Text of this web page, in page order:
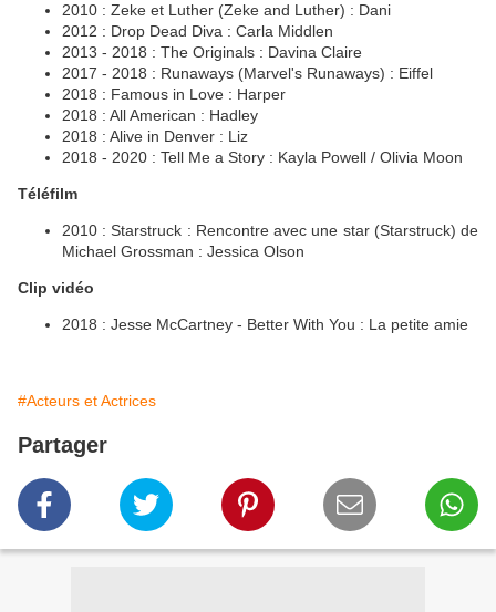
2010 : Zeke et Luther (Zeke and Luther) : Dani
2012 : Drop Dead Diva : Carla Middlen
2013 - 2018 : The Originals : Davina Claire
2017 - 2018 : Runaways (Marvel's Runaways) : Eiffel
2018 : Famous in Love : Harper
2018 : All American : Hadley
2018 : Alive in Denver : Liz
2018 - 2020 : Tell Me a Story : Kayla Powell / Olivia Moon
Téléfilm
2010 : Starstruck : Rencontre avec une star (Starstruck) de
Michael Grossman : Jessica Olson
Clip vidéo
2018 : Jesse McCartney - Better With You : La petite amie
#Acteurs et Actrices
Partager